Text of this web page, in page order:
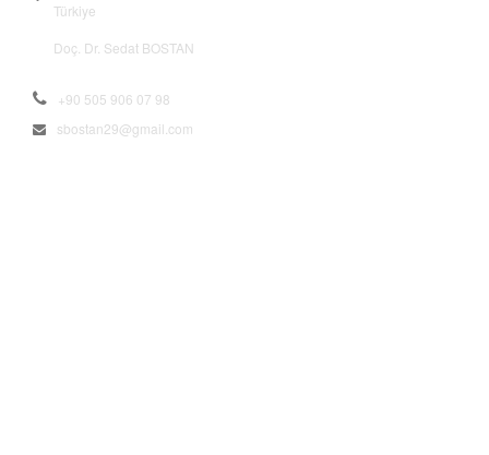
Türkiye
Doç. Dr. Sedat BOSTAN
+90 505 906 07 98
sbostan29@gmail.com